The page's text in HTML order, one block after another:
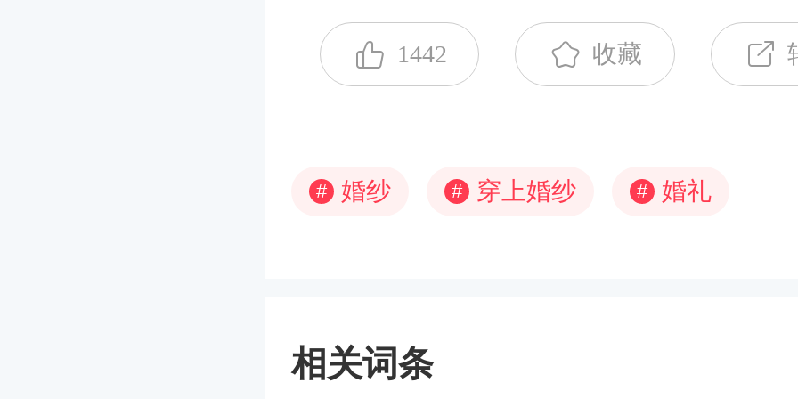
1442 收藏
# 婚纱 # 穿上婚纱 # 婚礼
相关词条